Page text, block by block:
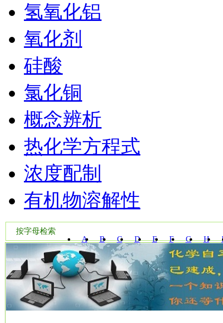
氢氧化铝
氧化剂
硅酸
氯化铜
概念辨析
热化学方程式
浓度配制
有机物溶解性
按字母检索
A
B C D E F G H
W Y